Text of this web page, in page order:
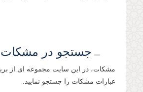
جستجو در مشکات
مشکات، در این سایت مجموعه ای از
عبارات مشکات را جستجو نمایید.